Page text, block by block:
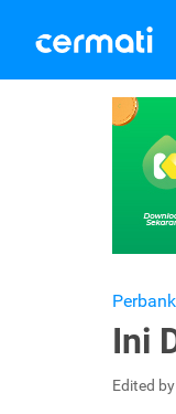
Ini
Edited by